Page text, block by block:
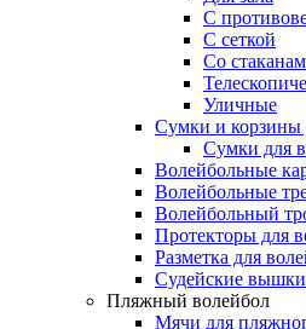
С
С сеткой
Со
Уличные
Сумки и корзины
Сумки для
Волейбольные
Волейбольные
Волейбольный
Протекторы для
Разметка для
Судейские вышки
Пляжный волейбол
Мячи для